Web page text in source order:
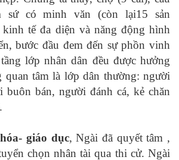
sứ có minh văn (còn lại15 sản
tế đa diện và năng động hình
bước đầu đem đến sự phồn vinh
lớp nhân dân đều được hưởng
quan tâm là lớp dân thường: người
buôn bán, người đánh cá, kẻ chăn
giáo dục, Ngài đã quyết tâm ,
chọn nhân tài qua thi cử. Ngài